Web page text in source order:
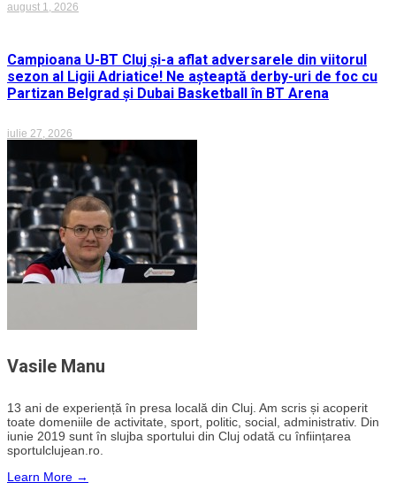
august 1, 2026
Campioana U-BT Cluj și-a aflat adversarele din viitorul
sezon al Ligii Adriatice! Ne așteaptă derby-uri de foc cu
Partizan Belgrad și Dubai Basketball în BT Arena
iulie 27, 2026
Vasile Manu
13 ani de experiență în presa locală din Cluj. Am scris și acoperit
toate domeniile de activitate, sport, politic, social, administrativ. Din
iunie 2019 sunt în slujba sportului din Cluj odată cu înființarea
sportulclujean.ro.
Learn More →